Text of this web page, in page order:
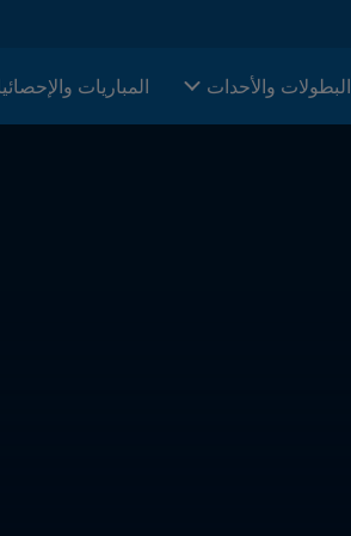
البطولات والأحدات المباريات